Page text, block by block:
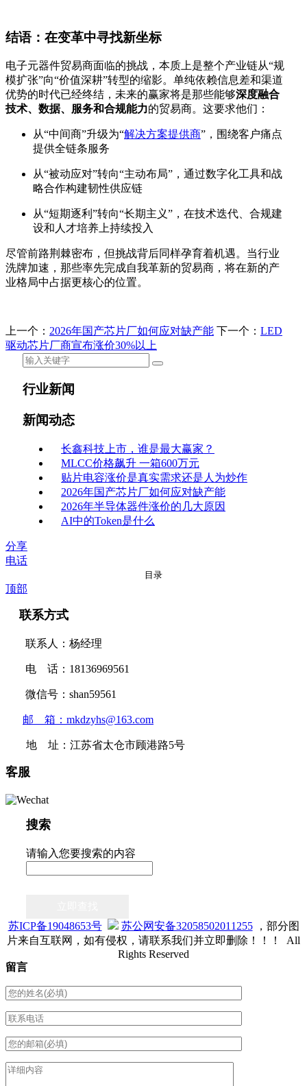
结语：在变革中寻找新坐标
电子元器件贸易商面临的挑战，本质上是整个产业链从“规
模扩张”向“价值深耕”转型的缩影。单纯依赖信息差和渠道
优势的时代已经终结，未来的赢家将是那些能够深度融合
技术、数据、服务和合规能力的贸易商。这要求他们：
从“中间商”升级为“解决方案提供商”，围绕客户痛点
提供全链条服务
从“被动应对”转向“主动布局”，通过数字化工具和战
略合作构建韧性供应链
从“短期逐利”转向“长期主义”，在技术迭代、合规建
设和人才培养上持续投入
尽管前路荆棘密布，但挑战背后同样孕育着机遇。当行业
洗牌加速，那些率先完成自我革新的贸易商，将在新的产
业格局中占据更核心的位置。
上一个： 2026年国产芯片厂如何应对缺产能 下一个： LED
驱动芯片厂商宣布涨价30%以上
行业新闻
新闻动态
长鑫科技上市，谁是最大赢家？
MLCC价格飙升 一箱600万元
贴片电容涨价是真实需求还是人为炒作
2026年国产芯片厂如何应对缺产能
2026年半导体器件涨价的几大原因
AI中的Token是什么
分享
电话
目录
顶部
联系方式
联系人：杨经理
电 话：18136969561
微信号：shan59561
邮 箱：mkdzyhs@163.com
地 址：江苏省太仓市顾港路5号
客服
搜索
请输入您要搜索的内容
苏ICP备19048653号
苏公网安备32058502011255，部分图
片来自互联网，如有侵权，请联系我们并立即删除！！！ All
Rights Reserved
留言